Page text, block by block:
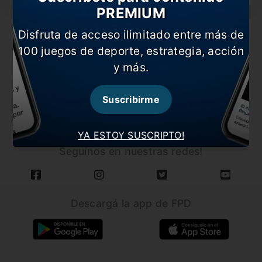
CARGAR MÁS NOTICIAS
Seguínos en nuestras redes!
YA ESTOY SUSCRIPTO!
PREMIUM
Disfruta de acceso ilimitado entre más de
100 juegos de deporte, estrategia, acción
y más.
Suscribirme